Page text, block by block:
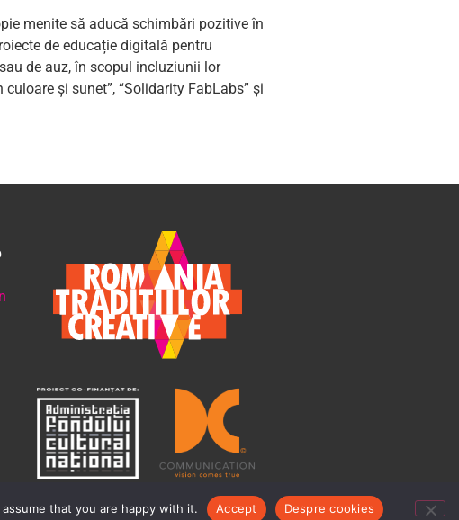
menite să aducă schimbări pozitive în
de educație digitală pentru
de auz, în scopul incluziunii lor
și sunet”, “Solidarity FabLabs” și
that you are happy with it. Accept Despre cookies